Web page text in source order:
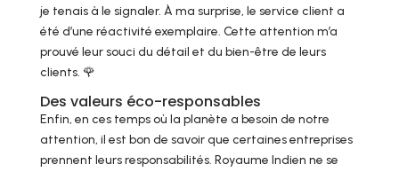
je tenais à le signaler. À ma surprise, le service client a
été d’une réactivité exemplaire. Cette attention m’a
prouvé leur souci du détail et du bien-être de leurs
clients. 🌹
Des valeurs éco-responsables
Enfin, en ces temps où la planète a besoin de notre
attention, il est bon de savoir que certaines entreprises
prennent leurs responsabilités. Royaume Indien ne se